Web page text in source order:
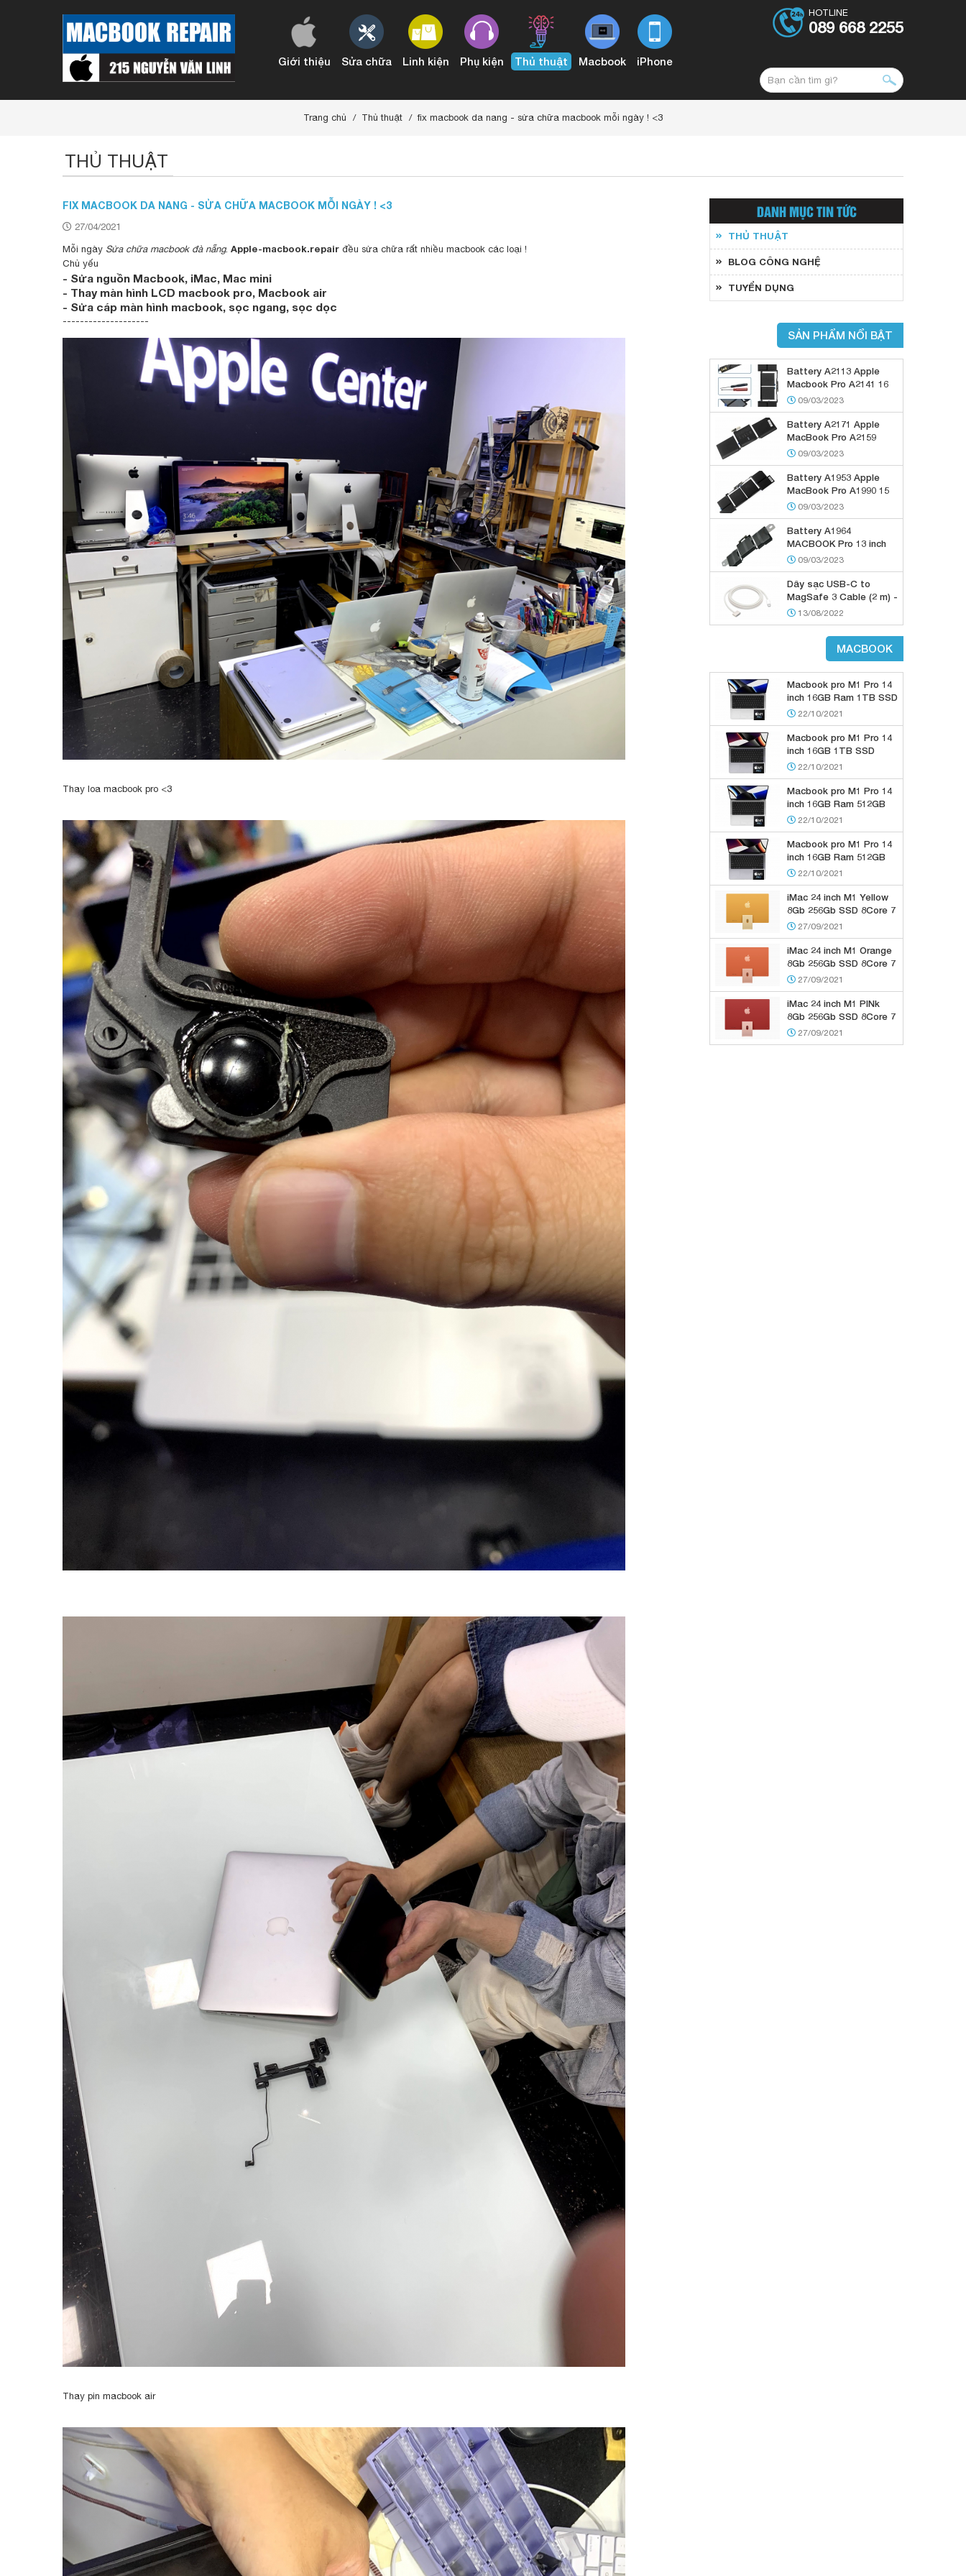
Giới thiệu Sửa chữa Linh kiện Phụ kiện Thủ thuật Macbook iPhone
HOTLINE
089 668 2255
Trang chủ Thủ thuật fix macbook da nang - sửa chữa macbook mỗi ngày ! <3
THỦ THUẬT
FIX MACBOOK DA NANG - SỬA CHỮA MACBOOK MỖI NGÀY ! <3
27/04/2021
Mỗi ngày Sửa chữa macbook đà nẵng. Apple-macbook.repair đều sửa chữa rất nhiều macbook các loại !
Chủ yếu
- Sửa nguồn Macbook, iMac, Mac mini
- Thay màn hình LCD macbook pro, Macbook air
- Sửa cáp màn hình macbook, sọc ngang, sọc dọc
--------------------
Thay loa macbook pro <3
Thay pin macbook air
DANH MỤC TIN TỨC
THỦ THUẬT
BLOG CÔNG NGHỆ
TUYỂN DỤNG
SẢN PHẨM NỔI BẬT
Battery A2113 Apple
Macbook Pro A2141 16
Inch 2019
09/03/2023
Battery A2171 Apple
MacBook Pro A2159
A2289 13 2019
09/03/2023
Battery A1953 Apple
MacBook Pro A1990 15
2018 2019
09/03/2023
Battery A1964
MACBOOK Pro 13 inch
2018 2019
09/03/2023
Dây sạc USB-C to
MagSafe 3 Cable (2 m) -
Starlight
13/08/2022
MACBOOK
Macbook pro M1 Pro 14
inch 16GB Ram 1TB SSD
Silver22/10/2021
Macbook pro M1 Pro 14
inch 16GB 1TB SSD
Gray22/10/2021
Macbook pro M1 Pro 14
inch 16GB Ram 512GB
SSD Silver
22/10/2021
Macbook pro M1 Pro 14
inch 16GB Ram 512GB
SSD Gray
22/10/2021
iMac 24 inch M1 Yellow
8Gb 256Gb SSD 8Core 7
GPU27/09/2021
iMac 24 inch M1 Orange
8Gb 256Gb SSD 8Core 7
GPU27/09/2021
iMac 24 inch M1 PINk
8Gb 256Gb SSD 8Core 7
GPU27/09/2021